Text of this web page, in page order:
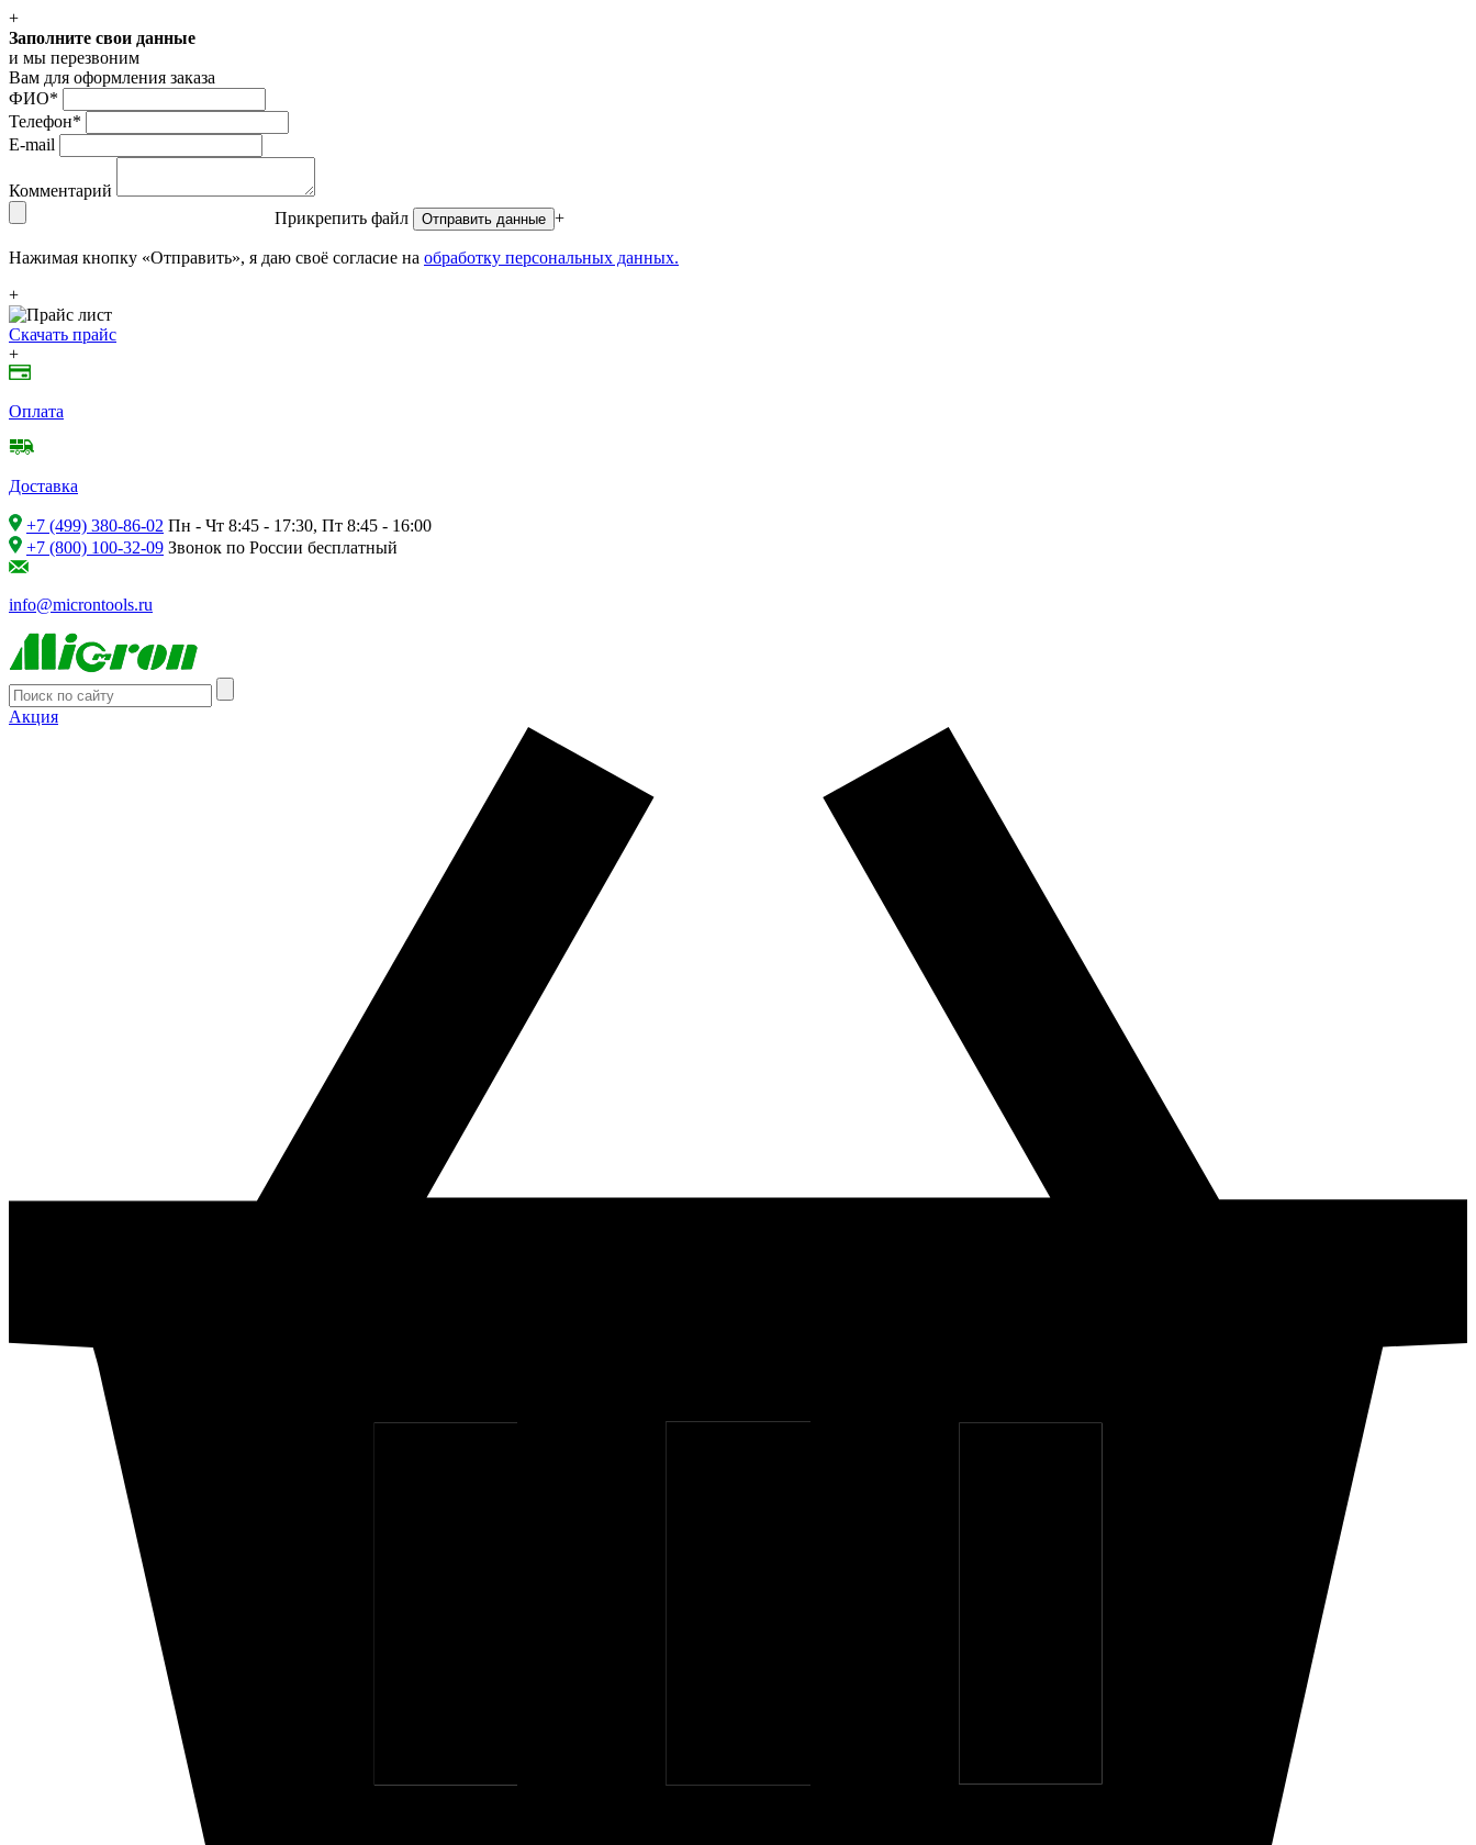
+
Заполните свои данные
и мы перезвоним
Вам для оформления заказа
ФИО*
Телефон*
E-mail
Комментарий
Прикрепить файл
Отправить данные +
Нажимая кнопку «Отправить», я даю своё согласие на обработку персональных данных.
+
Скачать прайс
+
Оплата
Доставка
+7 (499) 380-86-02 Пн - Чт 8:45 - 17:30, Пт 8:45 - 16:00
+7 (800) 100-32-09 Звонок по России бесплатный
info@microntools.ru
Акция